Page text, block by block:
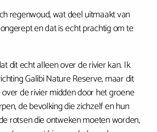
regenwoud, wat deel uitmaakt van
en dat is echt prachtig om te
dit echt alleen over de rivier kan. Ik
Galibi Nature Reserve, maar dit
de rivier midden door het groene
de bevolking die zichzelf en hun
rotsen die ontweken moeten worden,